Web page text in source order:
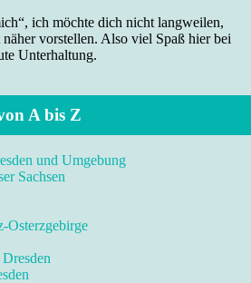
ich möchte dich nicht langweilen,
vorstellen. Also viel Spaß hier bei
Unterhaltung.
A bis Z
und Umgebung
Sachsen
Osterzgebirge